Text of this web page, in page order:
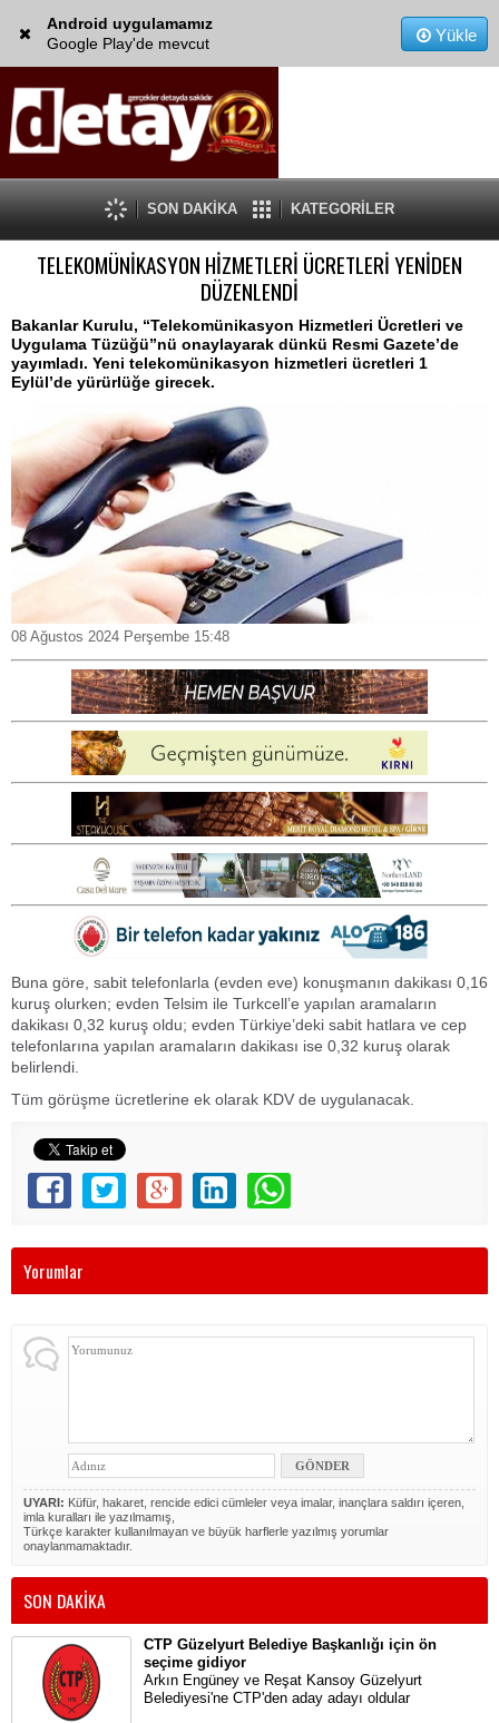
Android uygulamamız
Google Play'de mevcut
Yükle
SON DAKİKA KATEGORİLER
TELEKOMÜNİKASYON HİZMETLERİ ÜCRETLERİ YENİDEN
DÜZENLENDİ
Bakanlar Kurulu, “Telekomünikasyon Hizmetleri Ücretleri ve
Uygulama Tüzüğü”nü onaylayarak dünkü Resmi Gazete’de
yayımladı. Yeni telekomünikasyon hizmetleri ücretleri 1
Eylül’de yürürlüğe girecek.
08 Ağustos 2024 Perşembe 15:48
Buna göre, sabit telefonlarla (evden eve) konuşmanın dakikası 0,16
kuruş olurken; evden Telsim ile Turkcell’e yapılan aramaların
dakikası 0,32 kuruş oldu; evden Türkiye’deki sabit hatlara ve cep
telefonlarına yapılan aramaların dakikası ise 0,32 kuruş olarak
belirlendi.
Tüm görüşme ücretlerine ek olarak KDV de uygulanacak.
Yorumlar
UYARI: Küfür, hakaret, rencide edici cümleler veya imalar, inançlara saldırı içeren,
imla kuralları ile yazılmamış,
Türkçe karakter kullanılmayan ve büyük harflerle yazılmış yorumlar
onaylanmamaktadır.
SON DAKİKA
CTP Güzelyurt Belediye Başkanlığı için ön
seçime gidiyor
Arkın Engüney ve Reşat Kansoy Güzelyurt
Belediyesi'ne CTP'den aday adayı oldular